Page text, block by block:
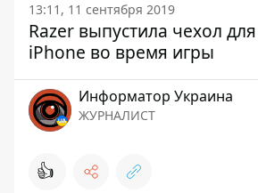
13:11, 11 сентября 2019
Razer выпустила чехол
iPhone во время игры
Информатор Украина
ЖУРНАЛИСТ
👍